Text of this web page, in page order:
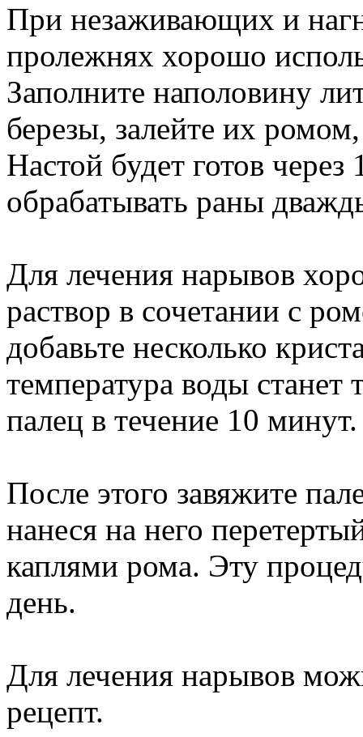
При незаживающих и
пролежнях хорошо
Заполните наполовину
березы, залейте их
Настой будет готов
обрабатывать раны
Для лечения нарывов
раствор в сочетании с
добавьте несколько
температура воды
палец в течение 10 минут.
После этого завяжите
нанеся на него
каплями рома. Эту
день.
Для лечения нарывов
рецепт.